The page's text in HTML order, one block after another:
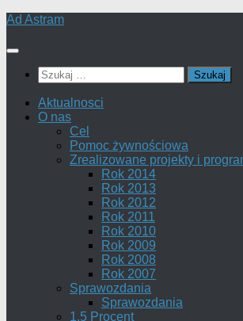
Skip
content
Ad Astram
Szukaj:
Aktualnosci
O nas
Cel
Pomoc żywnościowa
Zrealizowane projekty i
Rok 2014
Rok 2013
Rok 2012
Rok 2011
Rok 2010
Rok 2009
Rok 2008
Rok 2007
Sprawozdania
Sprawozdania
1.5 Procent